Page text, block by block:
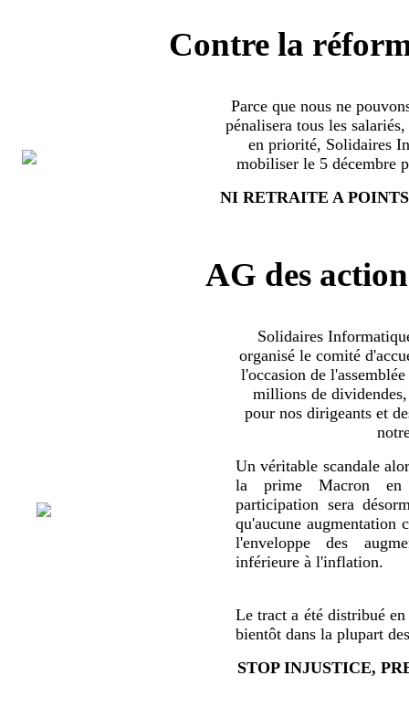
Contre la
Parce que nous ne
pénalisera tous les
en priorité, Solidaires
mobiliser le 5 décembre
NI RETRAITE A
AG des
Solidaires
organisé le comité
l'occasion de
millions de
pour nos dirigeants et
Un véritable scandale
la prime Macron
participation sera
qu'aucune augmentation
l'enveloppe des
inférieure à l'inflation.
Le tract a été distribué en
bientôt dans la plupart
STOP INJUSTICE,